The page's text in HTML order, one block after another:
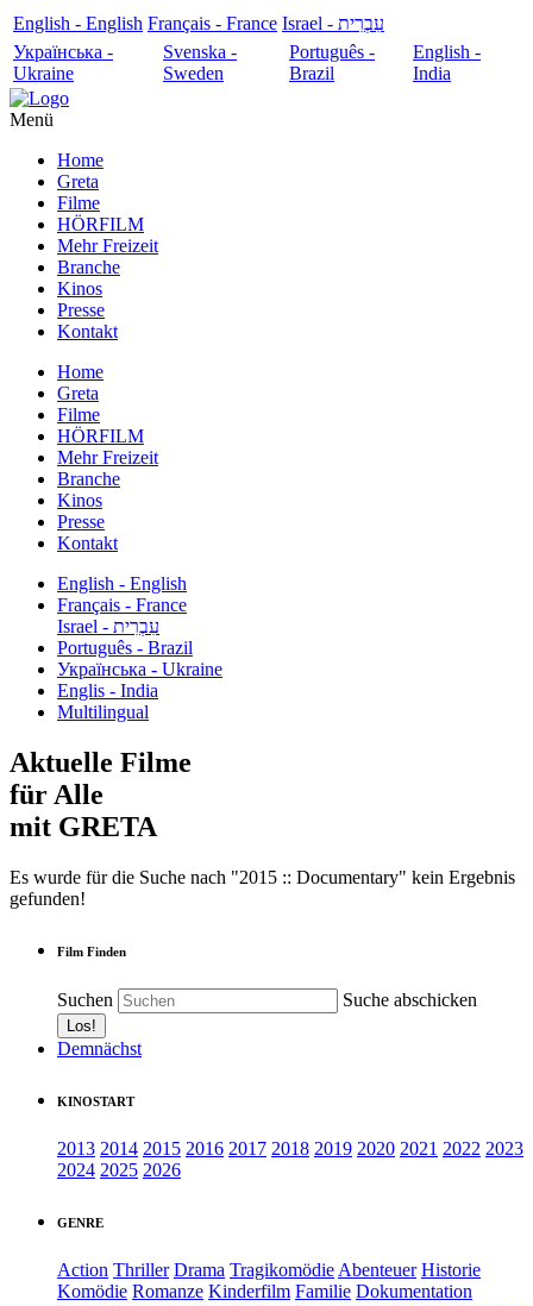
English - English Français - France
עִבְרִית - Israel
Українська -
Ukraine
Svenska -
Sweden
Português -
Brazil
English -
India
Menü
Home
Greta
Filme
HÖRFILM
Mehr Freizeit
Branche
Kinos
Presse
Kontakt
Home
Greta
Filme
HÖRFILM
Mehr Freizeit
Branche
Kinos
Presse
Kontakt
English - English
Français - France
עִבְרִית - Israel
Português - Brazil
Українська - Ukraine
Englis - India
Multilingual
Aktuelle Filme
für Alle
mit GRETA
Es wurde für die Suche nach "2015 :: Documentary" kein Ergebnis
gefunden!
Film Finden
Suchen Suche abschicken
Demnächst
KINOSTART
2013 2014 2015 2016 2017 2018 2019 2020 2021 2022 2023
2024 2025 2026
GENRE
Action Thriller Drama Tragikomödie Abenteuer Historie
Komödie Romanze Kinderfilm Familie Dokumentation